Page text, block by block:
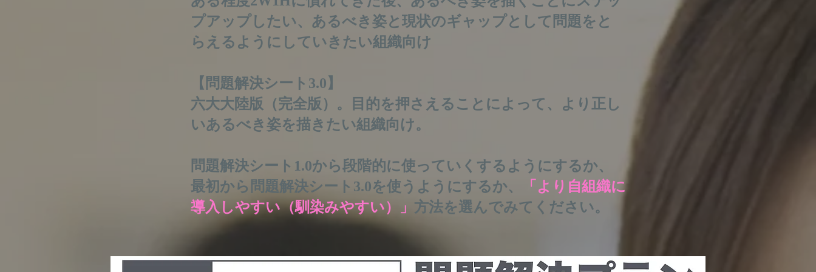
プアップしたい、あるべき姿と現状のギャップとして問題をと
らえるようにしていきたい組織向け
【問題解決シート3.0】
六大大陸版（完全版）。目的を押さえることによって、より正し
いあるべき姿を描きたい組織向け。
問題解決シート1.0から段階的に使っていくするようにするか、
最初から問題解決シート3.0を使うようにするか、
「より自組織に
導入しやすい（馴染みやすい）」 方法を選んでみてください。